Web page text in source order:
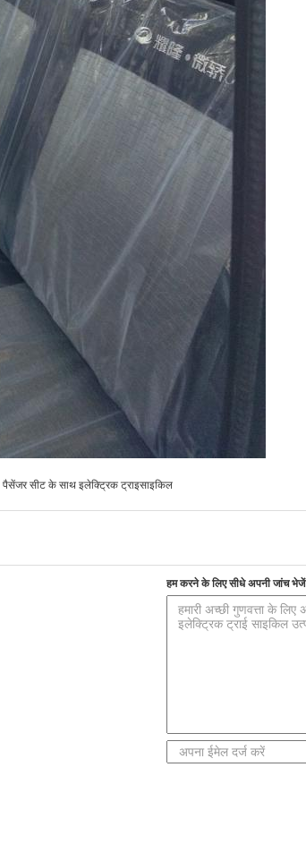
पैसेंजर सीट के साथ इलेक्ट्रिक ट्राइसाइकिल
हम करने के लिए सीधे अपनी जांच भेजें